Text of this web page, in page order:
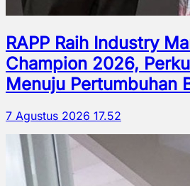
RAPP Raih Industry
Champion 2026,
Menuju Pertumbuhan
7 Agustus 2026 17.52